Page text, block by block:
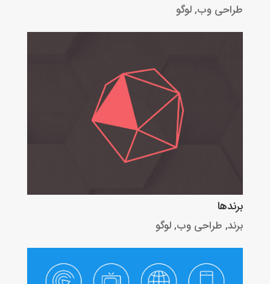
طراحی وب,لوگو
برندها
برند, طراحی وب,لوگو